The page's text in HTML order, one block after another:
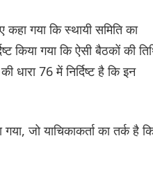
गया कि स्थायी समिति का
किया गया कि ऐसी बैठकों की
76 में निर्दिष्ट है कि इन
जो याचिकाकर्ता का तर्क है